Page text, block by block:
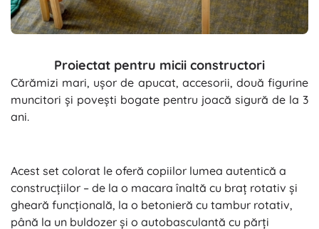
Proiectat pentru micii constructori
Cărămizi mari, ușor de apucat, accesorii, două figurine
muncitori și povești bogate pentru joacă sigură de la 3
ani.
Acest set colorat le oferă copiilor lumea autentică a
construcțiilor – de la o macara înaltă cu braț rotativ și
gheară funcțională, la o betonieră cu tambur rotativ,
până la un buldozer și o autobasculantă cu părți